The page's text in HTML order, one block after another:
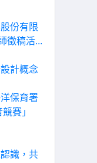
份有限
徵稿活...
計概念
保育署
賽」
識，共